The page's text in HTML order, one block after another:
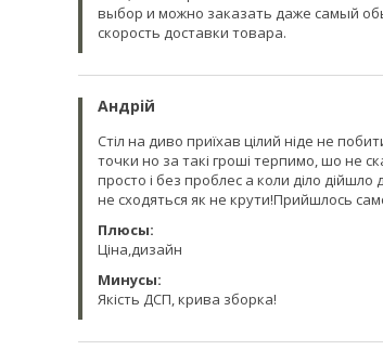
выбор и можно заказать даже самый
скорость доставки товара.
Андрій
Стіл на диво приїхав цілий ніде не
точки но за такі гроші терпимо, шо не
просто і без проблес а коли діло
не сходяться як не крути!Прийшлось
Плюсы:
Ціна,дизайн
Минусы:
Якість ДСП, крива зборка!